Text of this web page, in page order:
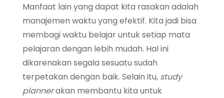
Manfaat lain yang dapat kita rasakan adalah
manajemen waktu yang efektif. Kita jadi bisa
membagi waktu belajar untuk setiap mata
pelajaran dengan lebih mudah. Hal ini
dikarenakan segala sesuatu sudah
terpetakan dengan baik. Selain itu, study
plannerakan membantu kita untuk